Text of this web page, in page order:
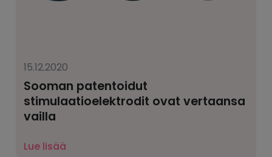
15.12.2020
Sooman patentoidut
stimulaatioelektrodit ovat vertaansa
vailla
Lue lisää